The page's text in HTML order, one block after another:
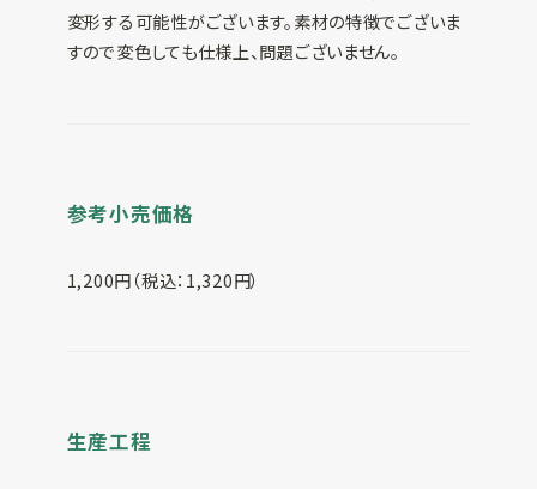
変形する可能性がございます。素材の特徴でございま
すので変色しても仕様上、問題ございません。
参考小売価格
1,200円（税込：1,320円）
生産工程